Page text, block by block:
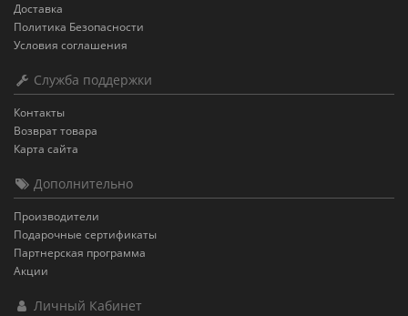
Доставка
Политика Безопасности
Условия соглашения
Служба поддержки
Контакты
Возврат товара
Карта сайта
Дополнительно
Производители
Подарочные сертификаты
Партнерская программа
Акции
Личный Кабинет